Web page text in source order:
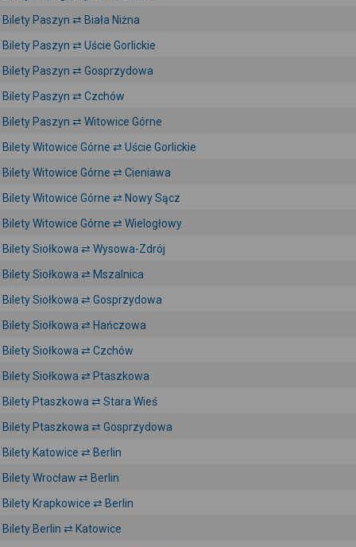
Bilety Paszyn ⇄ Biała Niżna
Bilety Paszyn ⇄ Uście Gorlickie
Bilety Paszyn ⇄ Gosprzydowa
Bilety Paszyn ⇄ Czchów
Bilety Paszyn ⇄ Witowice Górne
Bilety Witowice Górne ⇄ Uście Gorlickie
Bilety Witowice Górne ⇄ Cieniawa
Bilety Witowice Górne ⇄ Nowy Sącz
Bilety Witowice Górne ⇄ Wielogłowy
Bilety Siołkowa ⇄ Wysowa-Zdrój
Bilety Siołkowa ⇄ Mszalnica
Bilety Siołkowa ⇄ Gosprzydowa
Bilety Siołkowa ⇄ Hańczowa
Bilety Siołkowa ⇄ Czchów
Bilety Siołkowa ⇄ Ptaszkowa
Bilety Ptaszkowa ⇄ Stara Wieś
Bilety Ptaszkowa ⇄ Gosprzydowa
Bilety Katowice ⇄ Berlin
Bilety Wrocław ⇄ Berlin
Bilety Krapkowice ⇄ Berlin
Bilety Berlin ⇄ Katowice